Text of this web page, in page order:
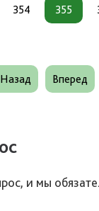
354 355
Назад Вперед
и мы